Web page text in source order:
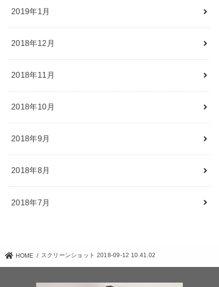
2019年1月
2018年12月
2018年11月
2018年10月
2018年9月
2018年8月
2018年7月
HOME スクリーンショット 2018-09-12 10.41.02